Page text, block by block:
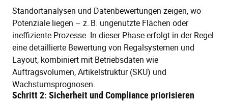
Standortanalysen und Datenbewertungen zeigen, wo
Potenziale liegen – z. B. ungenutzte Flächen oder
ineffiziente Prozesse. In dieser Phase erfolgt in der Regel
eine detaillierte Bewertung von Regalsystemen und
Layout, kombiniert mit Betriebsdaten wie
Auftragsvolumen, Artikelstruktur (SKU) und
Wachstumsprognosen.
Schritt 2: Sicherheit und Compliance priorisieren